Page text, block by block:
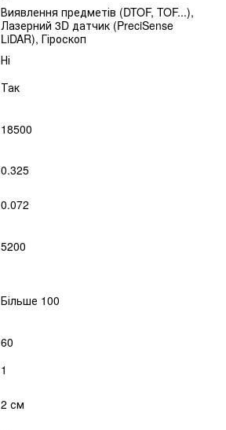
Виявлення предметів (DTOF, TOF...),
Лазерний 3D датчик (PreciSense
LiDAR), Гіроскоп
Ні
Так
18500
0.325
0.072
5200
Більше 100
60
1
2 см